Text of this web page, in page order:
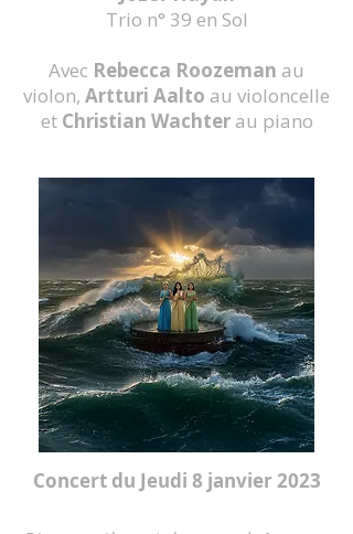
Trio n° 39 en Sol
Avec Rebecca Roozeman au
violon, Artturi Aalto au violoncelle
et Christian Wachterau piano
Concert du Jeudi 8 janvier 2023